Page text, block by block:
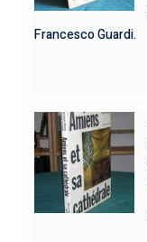
Francesco Guardi.